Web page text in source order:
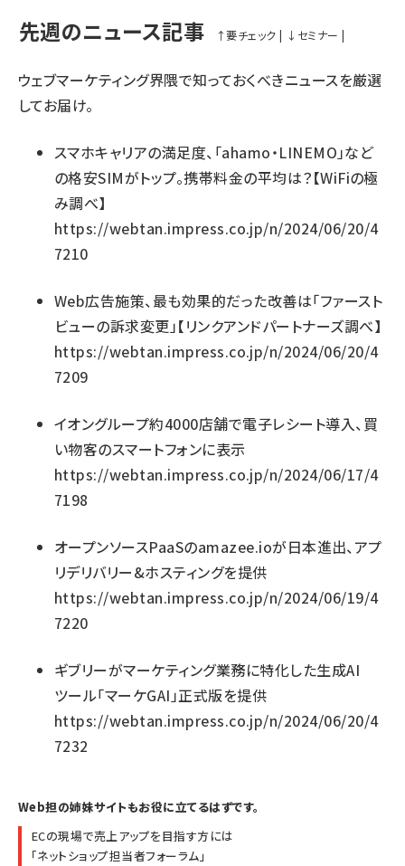
先週のニュース記事 ↑要チェック | ↓ セミナー |
ウェブマーケティング界隈で知っておくべきニュースを厳選
してお届け。
スマホキャリアの満足度、「ahamo・LINEMO」など
の格安SIMがトップ。携帯料金の平均は？【WiFiの極
み調べ】
https://webtan.impress.co.jp/n/2024/06/20/4
7210
Web広告施策、最も効果的だった改善は「ファースト
ビューの訴求変更」【リンクアンドパートナーズ調べ】
https://webtan.impress.co.jp/n/2024/06/20/4
7209
イオングループ約4000店舗で電子レシート導入、買
い物客のスマートフォンに表示
https://webtan.impress.co.jp/n/2024/06/17/4
7198
オープンソースPaaSのamazee.ioが日本進出、アプ
リデリバリー&ホスティングを提供
https://webtan.impress.co.jp/n/2024/06/19/4
7220
ギブリーがマーケティング業務に特化した生成AI
ツール「マーケGAI」正式版を提供
https://webtan.impress.co.jp/n/2024/06/20/4
7232
Web担の姉妹サイトもお役に立てるはずです。
ECの現場で売上アップを目指す方には
「ネットショップ担当者フォーラム 」